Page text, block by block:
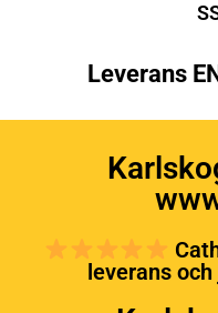
Leverans
leverans